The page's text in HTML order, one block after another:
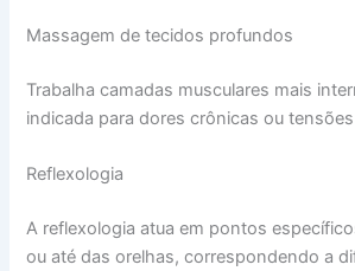
Massagem de tecidos profundos
Trabalha camadas musculares mais
indicada para dores crônicas ou
Reflexologia
A reflexologia atua em pontos
ou até das orelhas, correspondendo a